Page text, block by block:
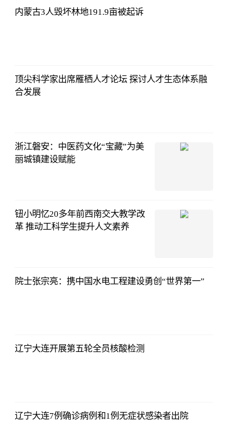
内蒙古3人毁坏林地191.9亩被起诉
顶尖科学家出席雁栖人才论坛 探讨人才生态体系融
合发展
浙江磐安：中医药文化“宝藏”为美
丽城镇建设赋能
钮小明忆20多年前西南交大教学改
革 推动工科学生提升人文素养
院士张宗亮：携中国水电工程建设勇创“世界第一”
辽宁大连开展第五轮全员核酸检测
辽宁大连7例确诊病例和1例无症状感染者出院